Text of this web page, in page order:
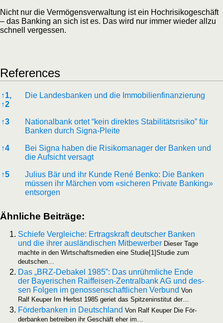
Nicht nur die Ver­mö­gens­ver­wal­tung ist ein Hoch­ri­si­ko­ge­schäft
– das Ban­king an sich ist es. Das wird nur immer wie­der all­zu
schnell vergessen.
Refe­ren­ces
Refe­ren­ces
↑1,
↑2
Die Lan­des­ban­ken und die Immobilienfinanzierung
↑3
Natio­nal­bank ortet “kein direk­tes Sta­bi­li­täts­ri­si­ko” für
Ban­ken durch Signa-Pleite
↑4
Bei Signa haben die Risi­ko­ma­na­ger der Ban­ken und
die Auf­sicht versagt
↑5
Juli­us Bär und ihr Kun­de René Ben­ko: Die Ban­ken
müs­sen ihr Mär­chen vom «siche­ren Pri­va­te Ban­king»
entsorgen
Ähn­li­che Beiträge:
Schie­fe Ver­glei­che: Ertrags­kraft deut­scher Ban­ken
und die ihrer aus­län­di­schen Mit­be­wer­ber Die­ser Tage
mach­te in den Wirt­schafts­me­di­en eine Stu­die[1]Stu­die zum
deutschen…
Das „BRZ-Deba­kel 1985”: Das unrühm­li­che Ende
der Baye­ri­schen Raiff­ei­­sen-Zen­­tral­­bank AG und des­
sen Fol­gen im genos­sen­schaft­li­chen Ver­bund Von
Ralf Keu­per Im Herbst 1985 geriet das Spit­zen­in­sti­tut der…
För­der­ban­ken in Deutsch­land Von Ralf Keu­per Die För­
der­ban­ken betrei­ben ihr Geschäft eher im…